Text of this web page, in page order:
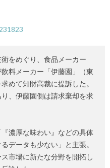
をめぐり、食品メーカー
飲料メーカー「伊藤園」（東
めて知財高裁に提訴した。
、伊藤園側は請求棄却を求
濃厚な味わい』などの具体
データも少ない」と主張。
市場に新たな分野を開拓し